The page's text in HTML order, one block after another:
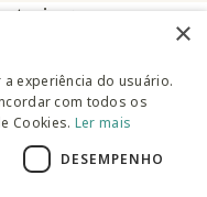
×
experiência do usuário.
com todos os
Cookies. Ler mais
DESEMPENHO